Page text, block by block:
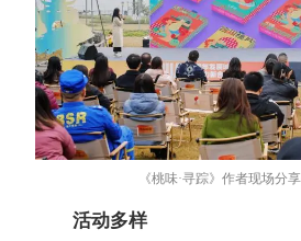
《桃味·寻踪》作者现场分
活动多样